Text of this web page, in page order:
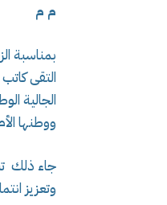
م م
بمناسبة
التقى
الجالية
ووطنها
جاء ذلك
وتعزيز